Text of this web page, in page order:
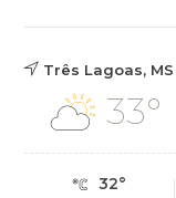
Três Lagoas, MS
33°
32°